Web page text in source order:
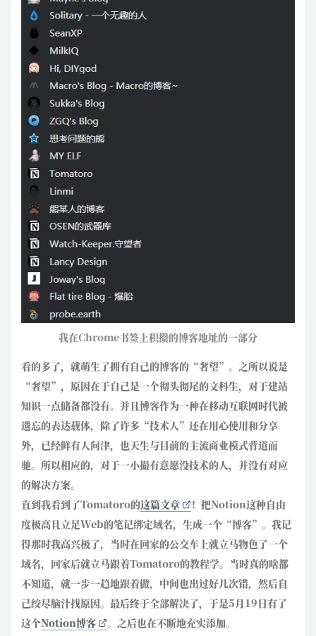
我在Chrome书签上积攒的博客地址的一部分
看的多了，就萌生了拥有自己的博客的“奢望”。之所以说是
“奢望”，原因在于自己是一个彻头彻尾的文科生，对于建站
知识一点储备都没有。并且博客作为一种在移动互联网时代被
遗忘的表达载体，除了许多“技术人”还在用心使用和分享
外，已经鲜有人问津，也天生与目前的主流商业模式背道而
驰。所以相应的，对于一小撮有意愿没技术的人，并没有对应
的解决方案。
直到我看到了Tomatoro的这篇文章
！把Notion这种自由
度极高且立足Web的笔记绑定域名，生成一个“博客”。我记
得那时我高兴极了，当时在回家的公交车上就立马物色了一个
域名，回家后就立马跟着Tomatoro的教程学。当时真的啥都
不知道，就一步一趋地跟着做，中间也出过好几次错，然后自
己绞尽脑汁找原因。最后终于全部解决了，于是5月19日有了
这个Notion博客 。之后也在不断地充实添加。